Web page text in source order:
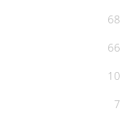
68
66
10
7